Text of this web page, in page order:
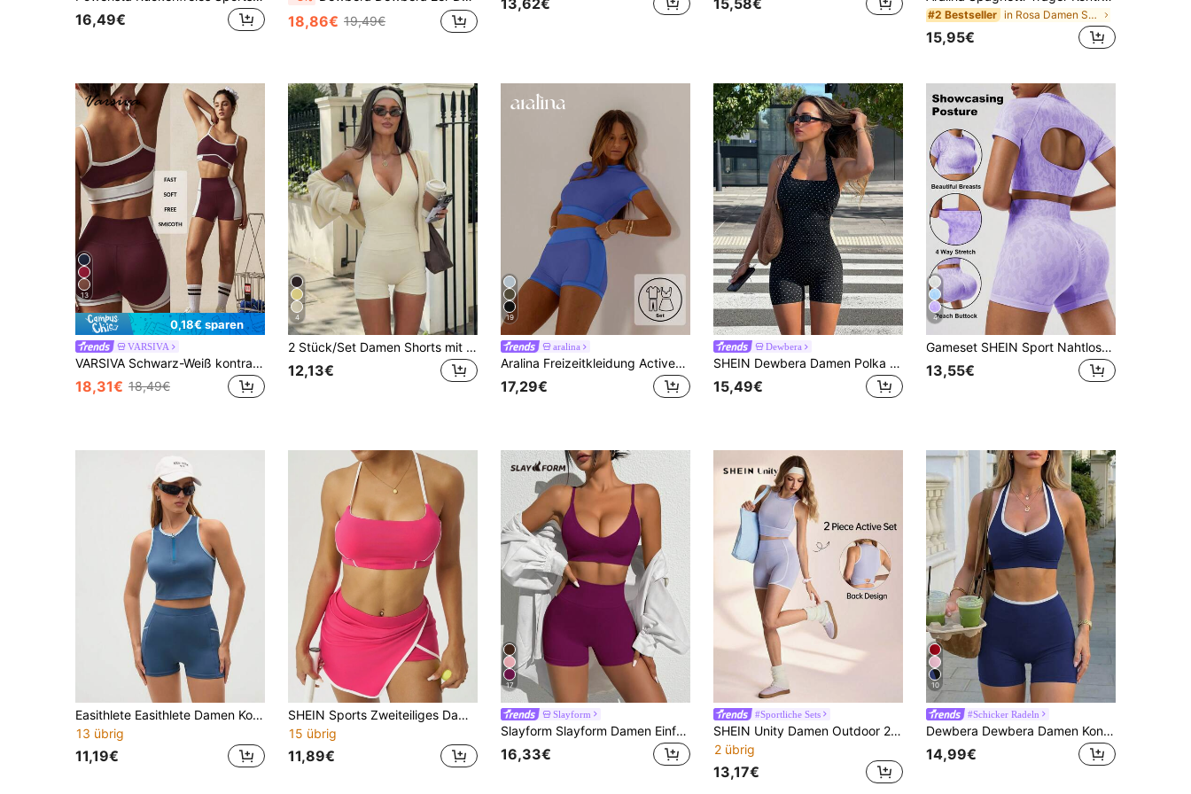
16,49€ 18,86€ 19,49€ #2 Bestseller in Rosa Damen Sport-Sets
15,95€
13
0,18€ sparen
VARSIVA
VARSIVA Schwarz-Weiß kontrastierendes Patchwork-Streifendesign, hoch geschnittenes Taillenhosen-Sport-Set für Frauen
18,31€ 18,49€
4
2 Stück/Set Damen Shorts mit hoher Taille und ärmelloses V-Ausschnitt Top, sportlich-lässiger figurbetonter Outfit, geeignet für Tennis, Büro, Party, Lässig, Festivals, Strand, Abschluss, Frühling/Sommer/Herbst Sport
12,13€
19
aralina
Aralina Freizeitkleidung Activewear Set mit Kontrastfarben, süßes Sommer-Top und Radlerhose Kombination, perfekt für Frauen Workout Fitnessstudio Sommer Lässig Weltcup Outfit
17,29€
Dewbera
SHEIN Dewbera Damen Polka Dot Muster Neckholder Rückenfrei Top und Shorts Sport Set
15,49€
4
Gameset SHEIN Sport Nahtloser Leoparden-Muster Rückenfrei Ärmelloses T-Shirt und Shorts Sport-Anzug für Frauen
13,55€
Easithlete Easithlete Damen Kontrast Einfassung Halb Reißverschluss Kurze Weste und Radfahrer Shorts Outdoor Sport Set
13 übrig
11,19€
SHEIN Sports Zweiteiliges Damen Sport-Set mit Trägertop mit Halskrause und Rüschen-Shorts für den Valentinstag
15 übrig
11,89€
17
Slayform
Slayform Slayform Damen Einfarbiges minimalistisches nahtloses Yoga-Set, Damen Sommer 2-teiliges Set, Damen Sommer Co-Ord, Damen Workout-Sets, Damen Aktivbekleidungs-Sets, Workout-Kleidung für Damen-Sets, Gym Zwei-Teiler-Set
16,33€
#Sportliche Sets
SHEIN Unity Damen Outdoor 2-teiliges Set, Sommer T-Shirt & Tanktop mit Sporthose, Sportoutfit für Wandern, Laufen & Training
2 übrig
13,17€
10
#Schicker Radeln
Dewbera Dewbera Damen Kontrast Saum rückenfrei Trägertop und Shorts Sportanzug
14,99€